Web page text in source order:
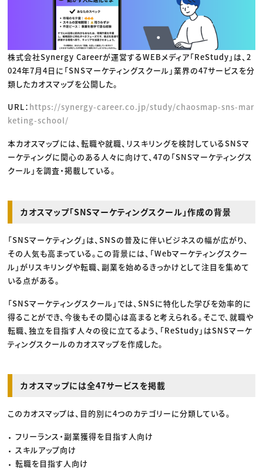
株式会社Synergy Careerが運営するWEBメディア「ReStudy」は、2
024年7月4日に「SNSマーケティングスクール」業界の47サービスを分
類したカオスマップを公開した。
URL： https://synergy-career.co.jp/study/chaosmap-sns-mar
keting-school/
本カオスマップには、転職や就職、リスキリングを検討しているSNSマ
ーケティングに関心のある人々に向けて、47の「SNSマーケティングス
クール」を調査・掲載している。
カオスマップ「SNSマーケティングスクール」作成の背景
「SNSマーケティング」は、SNSの普及に伴いビジネスの幅が広がり、
その人気も高まっている。この背景には、「Webマーケティングスクー
ル」がリスキリングや転職、副業を始めるきっかけとして注目を集めて
いる点がある。
「SNSマーケティングスクール」では、SNSに特化した学びを効率的に
得ることができ、今後もその関心は高まると考えられる。そこで、就職や
転職、独立を目指す人々の役に立てるよう、「ReStudy」はSNSマーケ
ティングスクールのカオスマップを作成した。
カオスマップには全47サービスを掲載
このカオスマップは、目的別に4つのカテゴリーに分類している。
フリーランス・副業獲得を目指す人向け
スキルアップ向け
転職を目指す人向け